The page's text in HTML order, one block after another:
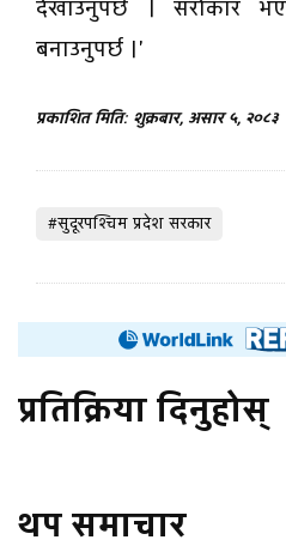
देखाउनुपर्छ । सरोकार
बनाउनुपर्छ ।'
प्रकाशित मिति: शुक्रबार, असार ५, २०८३
#सुदूरपश्चिम प्रदेश सरकार
प्रतिक्रिया दिनुहोस्
थप समाचार